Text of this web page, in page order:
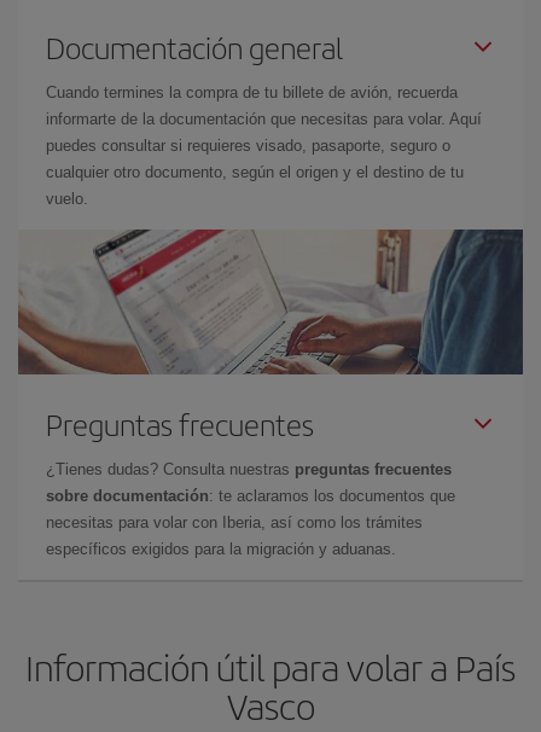
Documentación general
Cuando termines la compra de tu billete de avión, recuerda
informarte de la documentación que necesitas para volar. Aquí
puedes consultar si requieres visado, pasaporte, seguro o
cualquier otro documento, según el origen y el destino de tu
vuelo.
Preguntas frecuentes
¿Tienes dudas? Consulta nuestras preguntas frecuentes
sobre documentación: te aclaramos los documentos que
necesitas para volar con Iberia, así como los trámites
específicos exigidos para la migración y aduanas.
Información útil para volar a País
Vasco